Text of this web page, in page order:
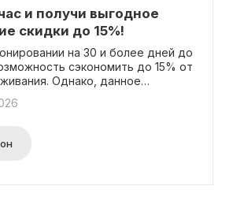
и получи выгодное
скидки до 15%!
на 30 и более дней до
сэкономить до 15% от
Однако, данное
Подробности о данной акции
не требуется при бронировании